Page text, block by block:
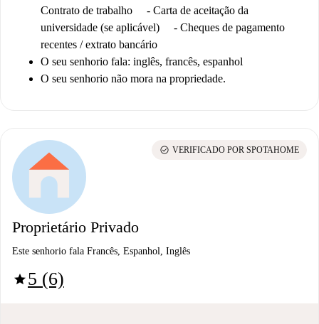
Contrato de trabalho - Carta de aceitação da
universidade (se aplicável) - Cheques de pagamento
recentes / extrato bancário
O seu senhorio fala: inglês, francês, espanhol
O seu senhorio não mora na propriedade.
Proprietário Privado
Este senhorio fala Francês, Espanhol, Inglês
star5 (6)
check_circle VERIFICADO POR SPOTAHOME